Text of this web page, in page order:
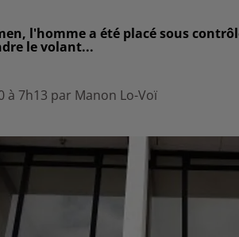
l'homme a été placé sous
le volant...
à 7h13 par Manon Lo-Voï